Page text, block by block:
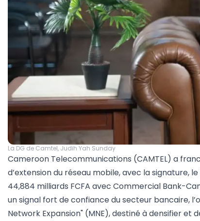
La DG de Camtel, Judih Yah Sunday
Cameroon Telecommunications (CAMTEL) a
d’extension du réseau mobile, avec la signature,
44,884 milliards FCFA avec Commercial Bank-
un signal fort de confiance du secteur bancaire,
Network Expansion" (MNE), destiné à densifier et